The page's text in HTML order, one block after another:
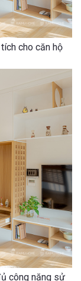
cho căn hộ
công năng sử